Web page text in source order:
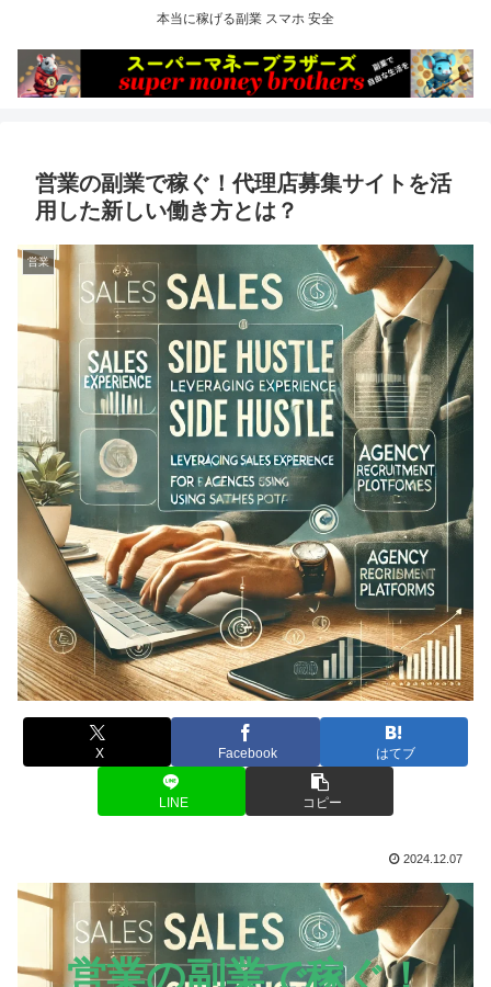
本当に稼げる副業 スマホ 安全
営業の副業で稼ぐ！代理店募集サイトを活
用した新しい働き方とは？
営業
X Facebook はてブ
LINE コピー
2024.12.07
営業の副業で稼ぐ！